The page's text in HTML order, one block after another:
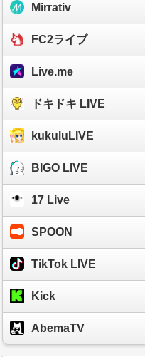
Mirrativ
FC2ライブ
Live.me
ドキドキ LIVE
kukuluLIVE
BIGO LIVE
17 Live
SPOON
TikTok LIVE
Kick
AbemaTV